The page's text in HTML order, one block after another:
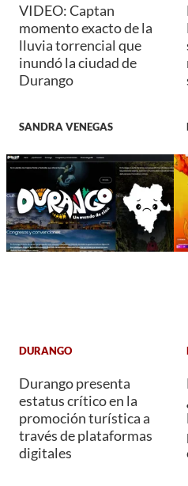
VIDEO: Captan
momento exacto de la
lluvia torrencial que
inundó la ciudad de
Durango
SANDRA VENEGAS
DURANGO
Durango presenta
estatus crítico en la
promoción turística a
través de plataformas
digitales